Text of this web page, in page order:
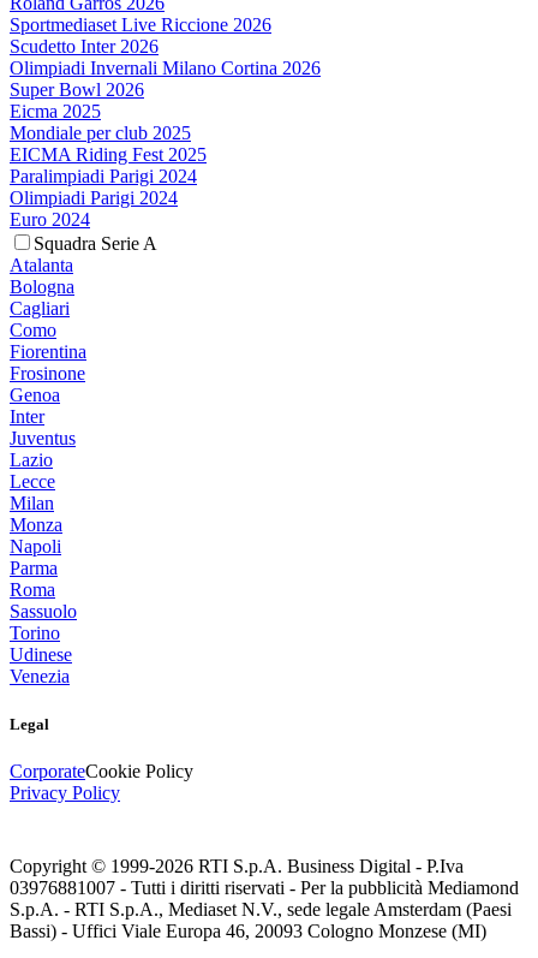
Sportmediaset Live Riccione 2026
Scudetto Inter 2026
Olimpiadi Invernali Milano Cortina 2026
Super Bowl 2026
Eicma 2025
Mondiale per club 2025
EICMA Riding Fest 2025
Paralimpiadi Parigi 2024
Olimpiadi Parigi 2024
Euro 2024
Squadra Serie A
Atalanta
Bologna
Cagliari
Como
Fiorentina
Frosinone
Genoa
Inter
Juventus
Lazio
Lecce
Milan
Monza
Napoli
Parma
Roma
Sassuolo
Torino
Udinese
Venezia
Legal
CorporateCookie Policy
Privacy Policy
Copyright © 1999-2026 RTI S.p.A. Business Digital - P.Iva
03976881007 - Tutti i diritti riservati - Per la pubblicità Mediamond
S.p.A. - RTI S.p.A., Mediaset N.V., sede legale Amsterdam (Paesi
Bassi) - Uffici Viale Europa 46, 20093 Cologno Monzese (MI)